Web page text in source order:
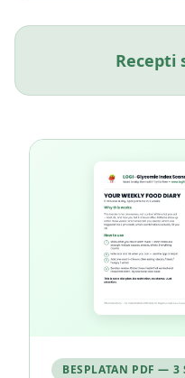
Recepti
BESPLATAN PDF — 3